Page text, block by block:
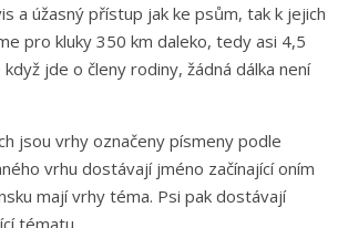
a úžasný přístup jak ke psům, tak k jejich
pro kluky 350 km daleko, tedy asi 4,5
jde o členy rodiny, žádná dálka není
jsou vrhy označeny písmeny podle
vrhu dostávají jméno začínající oním
mají vrhy téma. Psi pak dostávají
tématu.